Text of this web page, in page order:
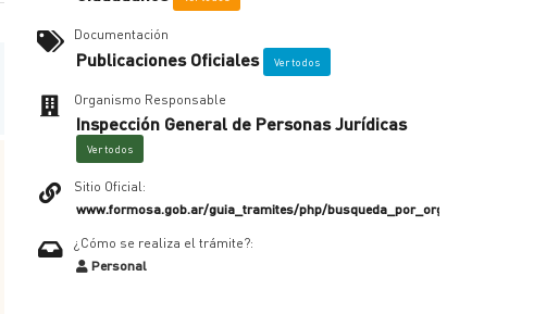
Documentación
Publicaciones Oficiales Ver todos
Organismo Responsable
Inspección General de Personas Jurídicas
Ver todos
Sitio Oficial:
www.formosa.gob.ar/guia_tramites/php/
¿Cómo se realiza el trámite?:
Personal